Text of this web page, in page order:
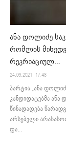
ანა დოლიძე
რომლის
რეკრიაციულ...
24.09.2021. 17:48
პარტია „ანა
კანდიდატებმა
წინადადება
არსებული
და...